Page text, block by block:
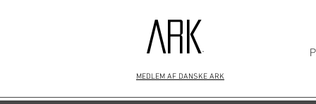
ARK +
MEDLEM AF DANSKE ARK